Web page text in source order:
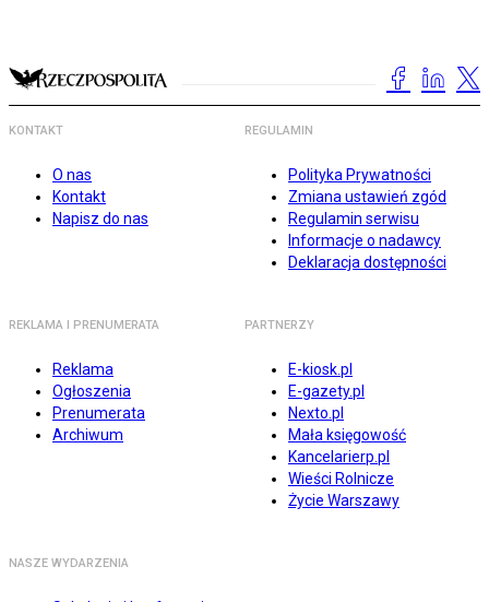
KONTAKT
O nas
Kontakt
Napisz do nas
REGULAMIN
Polityka Prywatności
Zmiana ustawień zgód
Regulamin serwisu
Informacje o nadawcy
Deklaracja dostępności
REKLAMA I PRENUMERATA
Reklama
Ogłoszenia
Prenumerata
Archiwum
PARTNERZY
E-kiosk.pl
E-gazety.pl
Nexto.pl
Mała księgowość
Kancelarierp.pl
Wieści Rolnicze
Życie Warszawy
NASZE WYDARZENIA